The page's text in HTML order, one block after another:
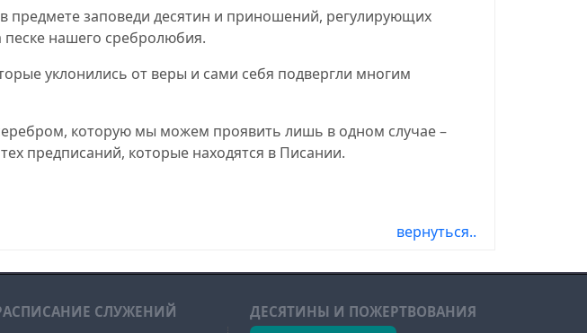
предмете заповеди десятин и приношений, регулирующих
нашего сребролюбия.
уклонились от веры и сами себя подвергли многим
которую мы можем проявить лишь в одном случае –
предписаний, которые находятся в Писании.
вернуться..
СЛУЖЕНИЙ ДЕСЯТИНЫ И ПОЖЕРТВОВАНИЯ